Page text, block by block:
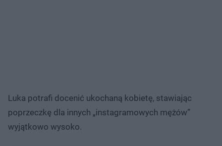
Luka potrafi docenić ukochaną kobietę, stawiając
poprzeczkę dla innych „instagramowych mężów”
wyjątkowo wysoko.